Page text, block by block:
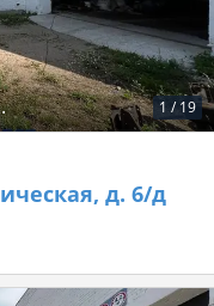
1 / 19
д. 6/д